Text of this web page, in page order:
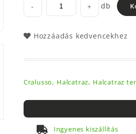
- + db
Hozzáadás kedvencekhez
Cralusso, Halcatraz, Halcatraz
Ingyenes kiszállítás